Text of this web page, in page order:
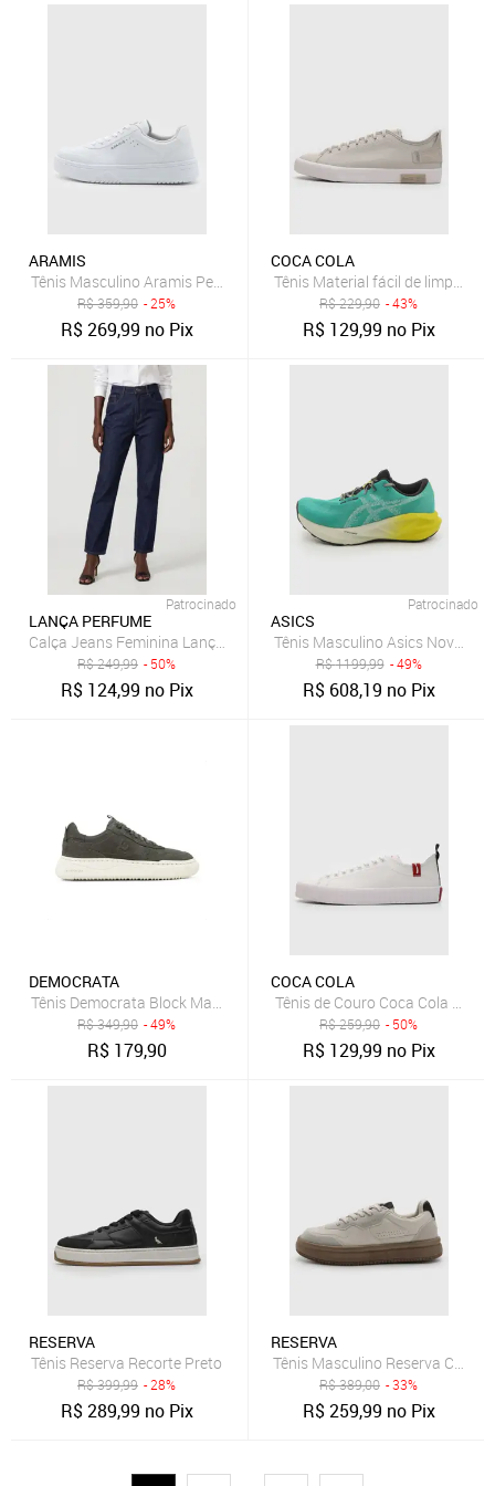
ARAMIS
Tênis Masculino Aramis Peak Road Branco
R$359,90 - 25%
R$269,99 no Pix
COCA COLA
Tênis Material fácil de limpar
R$229,90 - 43%
R$ 129,99 no Pix
Patrocinado
LANÇA PERFUME
Calça Jeans Feminina Lança Perfume Mom Luna Azul
R$249,99 - 50%
R$ 124,99 no Pix
Patrocinado
ASICS
Tênis Masculino Asics
R$1199,99 - 49%
R$ 608,19 no Pix
DEMOCRATA
Tênis Democrata Block Masculino Verde
R$349,90 - 49%
R$ 179,90
COCA COLA
Tênis de Couro Coca Cola
R$259,90 - 50%
R$ 129,99 no Pix
RESERVA
Tênis Reserva Recorte Preto
R$399,99 - 28%
R$289,99 no Pix
RESERVA
Tênis Masculino Reserva Cano
R$389,00 - 33%
R$259,99 no Pix